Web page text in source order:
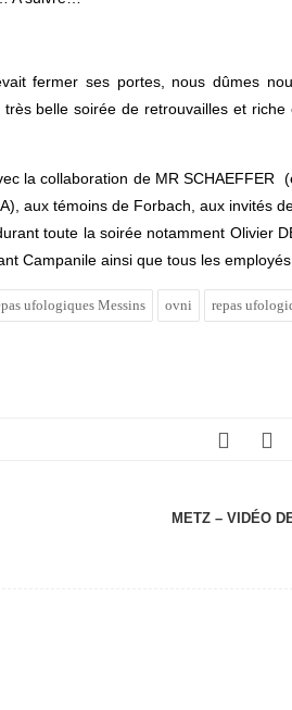
fermer ses portes, nous dûmes
belle soirée de retrouvailles et
la collaboration de MR SCHAEFFER
aux témoins de Forbach, aux invités
toute la soirée notamment Olivier
Campanile ainsi que tous les employés.
ufologiques Messins ovni repas
METZ – VIDÉO